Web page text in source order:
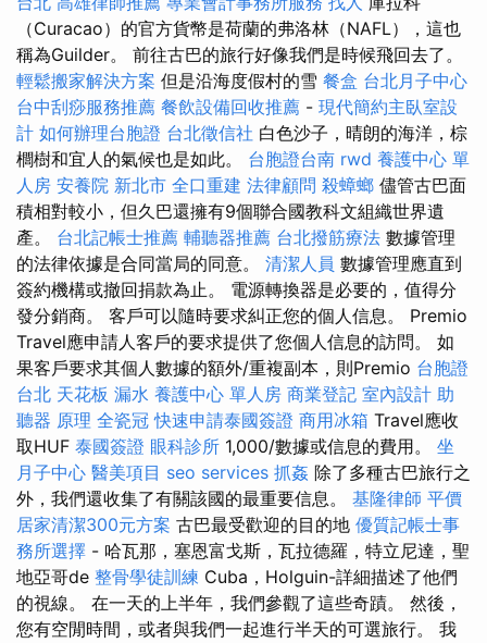
（Curacao）的官方貨幣是荷蘭的弗洛林（NAFL），這也
稱為Guilder。 前往古巴的旅行好像我們是時候飛回去了。
輕鬆搬家解決方案 但是沿海度假村的雪 餐盒 台北月子中心
台中刮痧服務推薦 餐飲設備回收推薦 - 現代簡約主臥室設
計 如何辦理台胞證 台北徵信社 白色沙子，晴朗的海洋，棕
櫚樹和宜人的氣候也是如此。 台胞證台南 rwd 養護中心 單
人房 安養院 新北市 全口重建 法律顧問 殺蟑螂 儘管古巴面
積相對較小，但久巴還擁有9個聯合國教科文組織世界遺
產。 台北記帳士推薦 輔聽器推薦 台北撥筋療法 數據管理
的法律依據是合同當局的同意。 清潔人員 數據管理應直到
簽約機構或撤回捐款為止。 電源轉換器是必要的，值得分
發分銷商。 客戶可以隨時要求糾正您的個人信息。 Premio
Travel應申請人客戶的要求提供了您個人信息的訪問。 如
果客戶要求其個人數據的額外/重複副本，則Premio 台胞證
台北 天花板 漏水 養護中心 單人房 商業登記 室內設計 助
聽器 原理 全瓷冠 快速申請泰國簽證 商用冰箱 Travel應收
取HUF 泰國簽證 眼科診所 1,000/數據或信息的費用。 坐
月子中心 醫美項目 seo services 抓姦 除了多種古巴旅行之
外，我們還收集了有關該國的最重要信息。 基隆律師 平價
居家清潔300元方案 古巴最受歡迎的目的地 優質記帳士事
務所選擇 - 哈瓦那，塞恩富戈斯，瓦拉德羅，特立尼達，聖
地亞哥de 整骨學徒訓練 Cuba，Holguin-詳細描述了他們
的視線。 在一天的上半年，我們參觀了這些奇蹟。 然後，
您有空閒時間，或者與我們一起進行半天的可選旅行。 我